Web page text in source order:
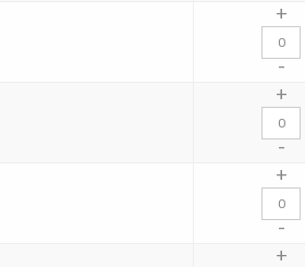
+
-
+
-
+
-
+